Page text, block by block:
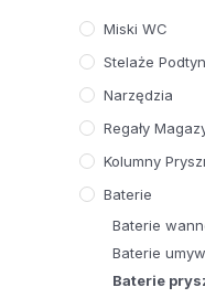
Miski WC
Stelaże
Narzędzia
Regały
Kolumny
Baterie
Baterie
Baterie
Baterie